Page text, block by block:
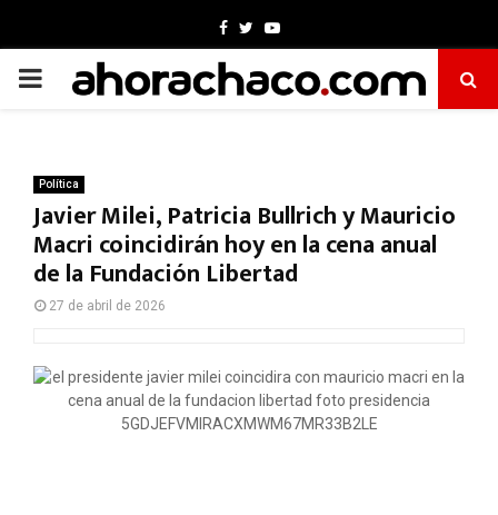
Facebook
TwitterYoutube
PRIMARY
Política
Javier Milei, Patricia Bullrich y Mauricio
Macri coincidirán hoy en la cena anual
de la Fundación Libertad
27 de abril de 2026